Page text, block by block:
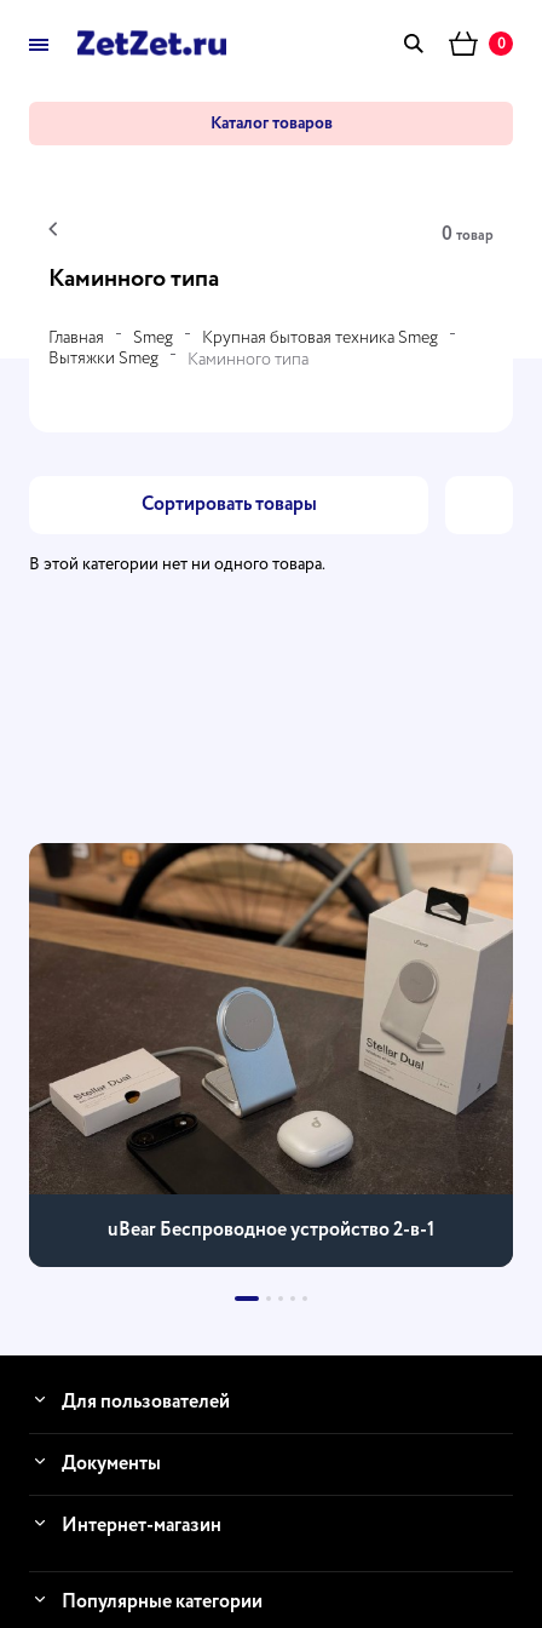
0
Каталог товаров
0 товар
Каминного типа
Главная Smeg
Крупная бытовая техника Smeg
Вытяжки Smeg
Каминного типа
Сортировать товары
В этой категории нет ни одного товара.
uBear Беспроводное устройство 2-в-1
Для пользователей
Документы
Интернет-магазин
Популярные категории